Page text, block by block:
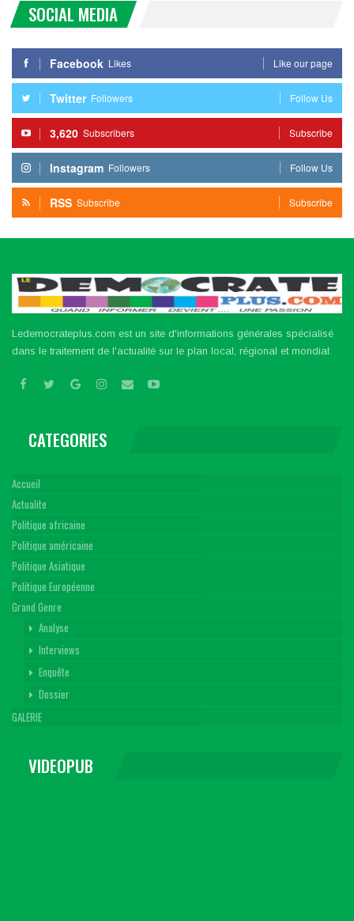
SOCIAL MEDIA
Facebook Likes Like our page
Twitter Followers Follow Us
3,620 Subscribers Subscribe
Instagram Followers Follow Us
RSS Subscribe Subscribe
Ledemocrateplus.com est un site d'informations générales spécialisé
dans le traitement de l'actualité sur le plan local, régional et mondial.
CATEGORIES
Accueil
Actualite
Politique africaine
Politique américaine
Politique Asiatique
Politique Européenne
Grand Genre
Analyse
Interviews
Enquête
Dossier
GALERIE
VIDEOPUB